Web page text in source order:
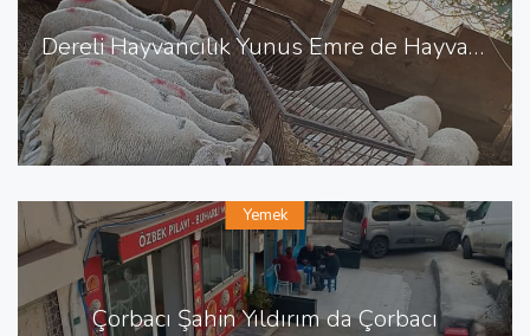
Dereli Hayvancılık Yunus Emre de Hayvancılık Besicilik
Çorbacı Şahin Yıldırım da Çorbacı
Yemek